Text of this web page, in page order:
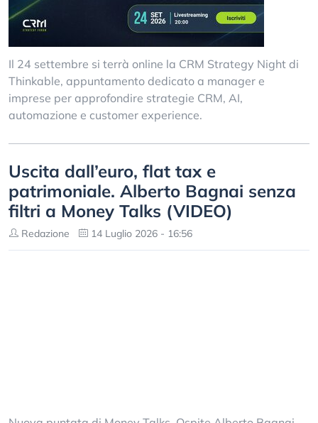
Il 24 settembre si terrà online la CRM Strategy Night di
Thinkable, appuntamento dedicato a manager e
imprese per approfondire strategie CRM, AI,
automazione e customer experience.
Uscita dall’euro, flat tax e
patrimoniale. Alberto Bagnai senza
filtri a Money Talks (VIDEO)
Redazione 14 Luglio 2026 - 16:56